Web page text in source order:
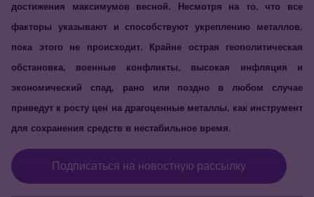
достижения максимумов весной. Несмотря на то, что все
факторы указывают и способствуют укреплению металлов,
пока этого не происходит. Крайне острая геополитическая
обстановка, военные конфликты, высокая инфляция и
экономический спад, рано или поздно в любом случае
приведут к росту цен на драгоценные металлы, как инструмент
для сохранения средств в нестабильное время.
Подписаться на новостную рассылку